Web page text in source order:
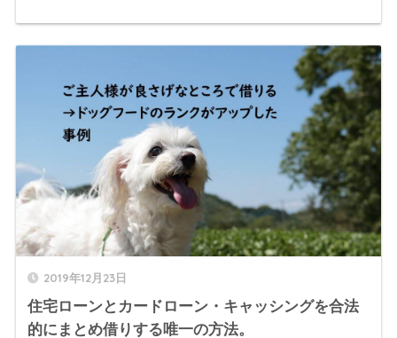
2019年12月23日
住宅ローンとカードローン・キャッシングを合法
的にまとめ借りする唯一の方法。